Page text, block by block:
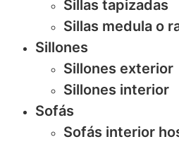
Sillas tapizadas
Sillas medula o
Sillones
Sillones exterior
Sillones interior
Sofás
Sofás interior